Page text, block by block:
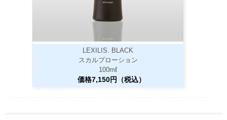
LEXILIS. BLACK
スカルプローション
100mℓ
価格7,150円（税込）